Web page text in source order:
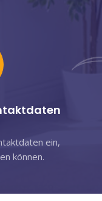
ein,
können.